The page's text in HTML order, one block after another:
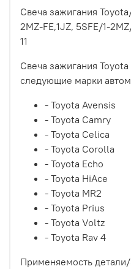
Свеча зажигания
2MZ-FE,1JZ, 5SFE/1-
11
Свеча зажигания
следующие марки
- Toyota Avensis
- Toyota Camry
- Toyota Celica
- Toyota Corolla
- Toyota Echo
- Toyota HiAce
- Toyota MR2
- Toyota Prius
- Toyota Voltz
- Toyota Rav 4
Применяемость